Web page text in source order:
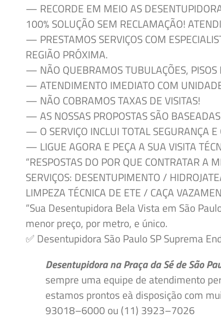
— RECORDE EM MEIO AS
100% SOLUÇÃO SEM RECLAMAÇÃO!
— PRESTAMOSSERVIÇOS COM
REGIÃO PRÓXIMA.
— NÃO QUEBRAMOS TUBULAÇÕES,
— ATENDIMENTO IMEDIATO COM
— NÃO COBRAMOS TAXAS DE VISITAS!
— ASNOSSAS PROPOSTAS SÃO
— O SERVIÇO INCLUI TOTAL SEGURANÇA
— LIGUEAGORA E PEÇA A SUA VISITA
“RESPOSTAS DO POR QUE CONTRATAR A
SERVIÇOS: DESENTUPIMENTO /
LIMPEZA TÉCNICA DE ETE / CAÇA
“Sua Desentupidora Bela Vista em São
menor preço, por metro, e único.
✅ Desentupidora São Paulo SP Suprema
Desentupidora na Praça da Sé de São
sempre uma equipe de atendimento
estamos prontos eà disposição com
93018–6000 ou (11) 3923–7026